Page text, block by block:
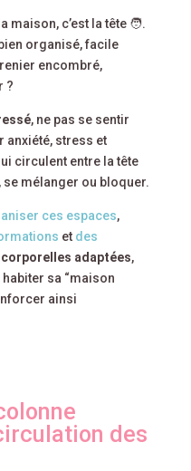
maison, c’est la tête 🧑.
organisé, facile
encombré,
?
, ne pas se sentir
anxiété, stress et
circulent entre la tête
mélanger ou bloquer.
ces espaces,
et des
adaptées,
sa “maison
ainsi
des